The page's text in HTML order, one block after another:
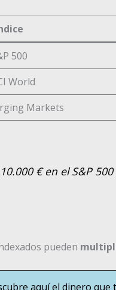
500
World
Markets
€ en el S&P
pueden
aquí el dinero que